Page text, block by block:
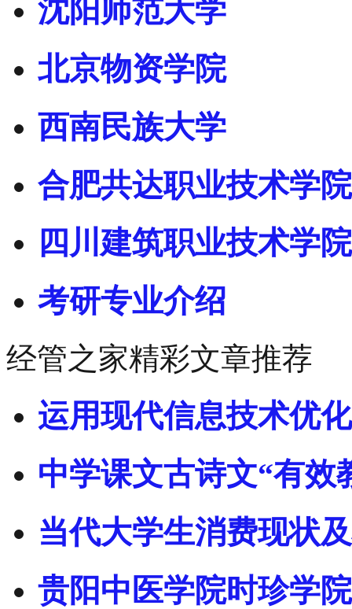
沈阳师范大学
北京物资学院
西南民族大学
合肥共达职业技术学院
四川建筑职业技术学院
考研专业介绍
经管之家精彩文章推荐
运用现代信息技术优
中学课文古诗文“有效
当代大学生消费现状
贵阳中医学院时珍学